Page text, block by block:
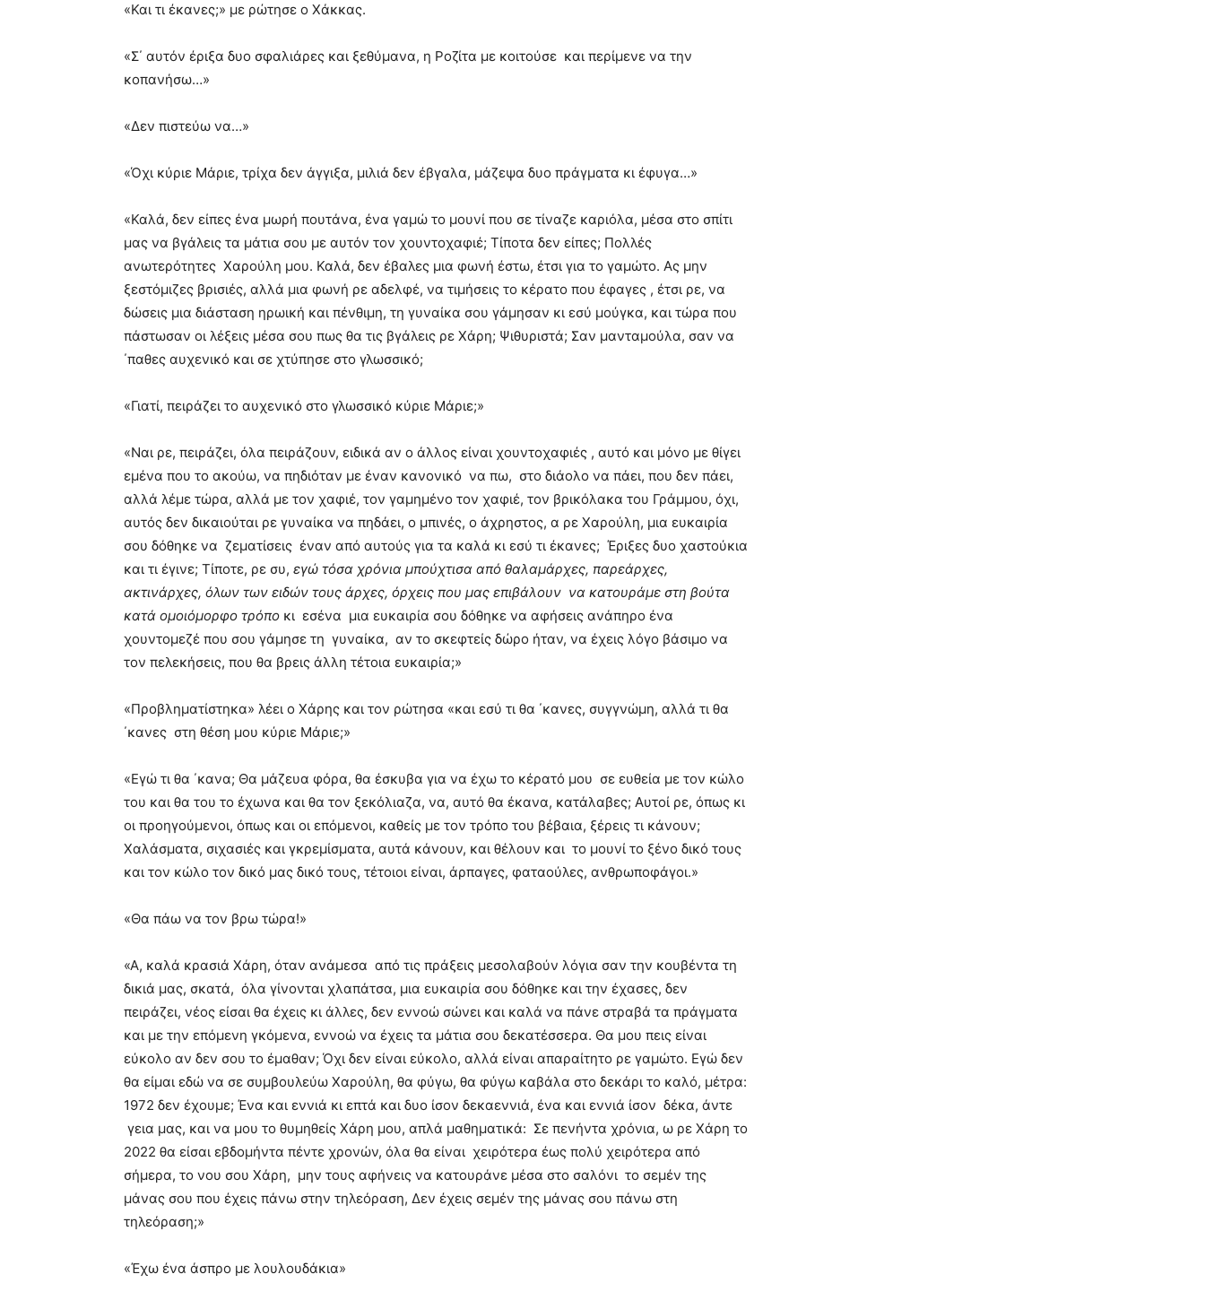
«Και τι έκανες;» με ρώτησε ο Χάκκας.
«Σ΄ αυτόν έριξα δυο σφαλιάρες και ξεθύμανα, η Ροζίτα με κοιτούσε και περίμενε να την
κοπανήσω…»
«Δεν πιστεύω να…»
«Όχι κύριε Μάριε, τρίχα δεν άγγιξα, μιλιά δεν έβγαλα, μάζεψα δυο πράγματα κι έφυγα…»
«Καλά, δεν είπες ένα μωρή πουτάνα, ένα γαμώ το μουνί που σε τίναζε καριόλα, μέσα στο σπίτι
μας να βγάλεις τα μάτια σου με αυτόν τον χουντοχαφιέ; Τίποτα δεν είπες; Πολλές
ανωτερότητες Χαρούλη μου. Καλά, δεν έβαλες μια φωνή έστω, έτσι για το γαμώτο. Ας μην
ξεστόμιζες βρισιές, αλλά μια φωνή ρε αδελφέ, να τιμήσεις το κέρατο που έφαγες , έτσι ρε, να
δώσεις μια διάσταση ηρωική και πένθιμη, τη γυναίκα σου γάμησαν κι εσύ μούγκα, και τώρα που
πάστωσαν οι λέξεις μέσα σου πως θα τις βγάλεις ρε Χάρη; Ψιθυριστά; Σαν μανταμούλα, σαν να
΄παθες αυχενικό και σε χτύπησε στο γλωσσικό;
«Γιατί, πειράζει το αυχενικό στο γλωσσικό κύριε Μάριε;»
«Ναι ρε, πειράζει, όλα πειράζουν, ειδικά αν ο άλλος είναι χουντοχαφιές , αυτό και μόνο με θίγει
εμένα που το ακούω, να πηδιόταν με έναν κανονικό να πω, στο διάολο να πάει, που δεν πάει,
αλλά λέμε τώρα, αλλά με τον χαφιέ, τον γαμημένο τον χαφιέ, τον βρικόλακα του Γράμμου, όχι,
αυτός δεν δικαιούται ρε γυναίκα να πηδάει, ο μπινές, ο άχρηστος, α ρε Χαρούλη, μια ευκαιρία
σου δόθηκε να ζεματίσεις έναν από αυτούς για τα καλά κι εσύ τι έκανες; Έριξες δυο χαστούκια
και τι έγινε; Τίποτε, ρε συ, εγώ τόσα χρόνια μπούχτισα από θαλαμάρχες, παρεάρχες,
ακτινάρχες, όλων των ειδών τους άρχες, όρχεις που μας επιβάλουν να κατουράμε στη βούτα
κατά ομοιόμορφο τρόπο κι εσένα μια ευκαιρία σου δόθηκε να αφήσεις ανάπηρο ένα
χουντομεζέ που σου γάμησε τη γυναίκα, αν το σκεφτείς δώρο ήταν, να έχεις λόγο βάσιμο να
τον πελεκήσεις, που θα βρεις άλλη τέτοια ευκαιρία;»
«Προβληματίστηκα» λέει ο Χάρης και τον ρώτησα «και εσύ τι θα ΄κανες, συγγνώμη, αλλά τι θα
΄κανες στη θέση μου κύριε Μάριε;»
«Εγώ τι θα ΄κανα; Θα μάζευα φόρα, θα έσκυβα για να έχω το κέρατό μου σε ευθεία με τον κώλο
του και θα του το έχωνα και θα τον ξεκόλιαζα, να, αυτό θα έκανα, κατάλαβες; Αυτοί ρε, όπως κι
οι προηγούμενοι, όπως και οι επόμενοι, καθείς με τον τρόπο του βέβαια, ξέρεις τι κάνουν;
Χαλάσματα, σιχασιές και γκρεμίσματα, αυτά κάνουν, και θέλουν και το μουνί το ξένο δικό τους
και τον κώλο τον δικό μας δικό τους, τέτοιοι είναι, άρπαγες, φαταούλες, ανθρωποφάγοι.»
«Θα πάω να τον βρω τώρα!»
«Α, καλά κρασιά Χάρη, όταν ανάμεσα από τις πράξεις μεσολαβούν λόγια σαν την κουβέντα τη
δικιά μας, σκατά, όλα γίνονται χλαπάτσα, μια ευκαιρία σου δόθηκε και την έχασες, δεν
πειράζει, νέος είσαι θα έχεις κι άλλες, δεν εννοώ σώνει και καλά να πάνε στραβά τα πράγματα
και με την επόμενη γκόμενα, εννοώ να έχεις τα μάτια σου δεκατέσσερα. Θα μου πεις είναι
εύκολο αν δεν σου το έμαθαν; Όχι δεν είναι εύκολο, αλλά είναι απαραίτητο ρε γαμώτο. Εγώ δεν
θα είμαι εδώ να σε συμβουλεύω Χαρούλη, θα φύγω, θα φύγω καβάλα στο δεκάρι το καλό, μέτρα:
1972 δεν έχουμε; Ένα και εννιά κι επτά και δυο ίσον δεκαεννιά, ένα και εννιά ίσον δέκα, άντε
γεια μας, και να μου το θυμηθείς Χάρη μου, απλά μαθηματικά: Σε πενήντα χρόνια, ω ρε Χάρη το
2022 θα είσαι εβδομήντα πέντε χρονών, όλα θα είναι χειρότερα έως πολύ χειρότερα από
σήμερα, το νου σου Χάρη, μην τους αφήνεις να κατουράνε μέσα στο σαλόνι το σεμέν της
μάνας σου που έχεις πάνω στην τηλεόραση, Δεν έχεις σεμέν της μάνας σου πάνω στη
τηλεόραση;»
«Έχω ένα άσπρο με λουλουδάκια»